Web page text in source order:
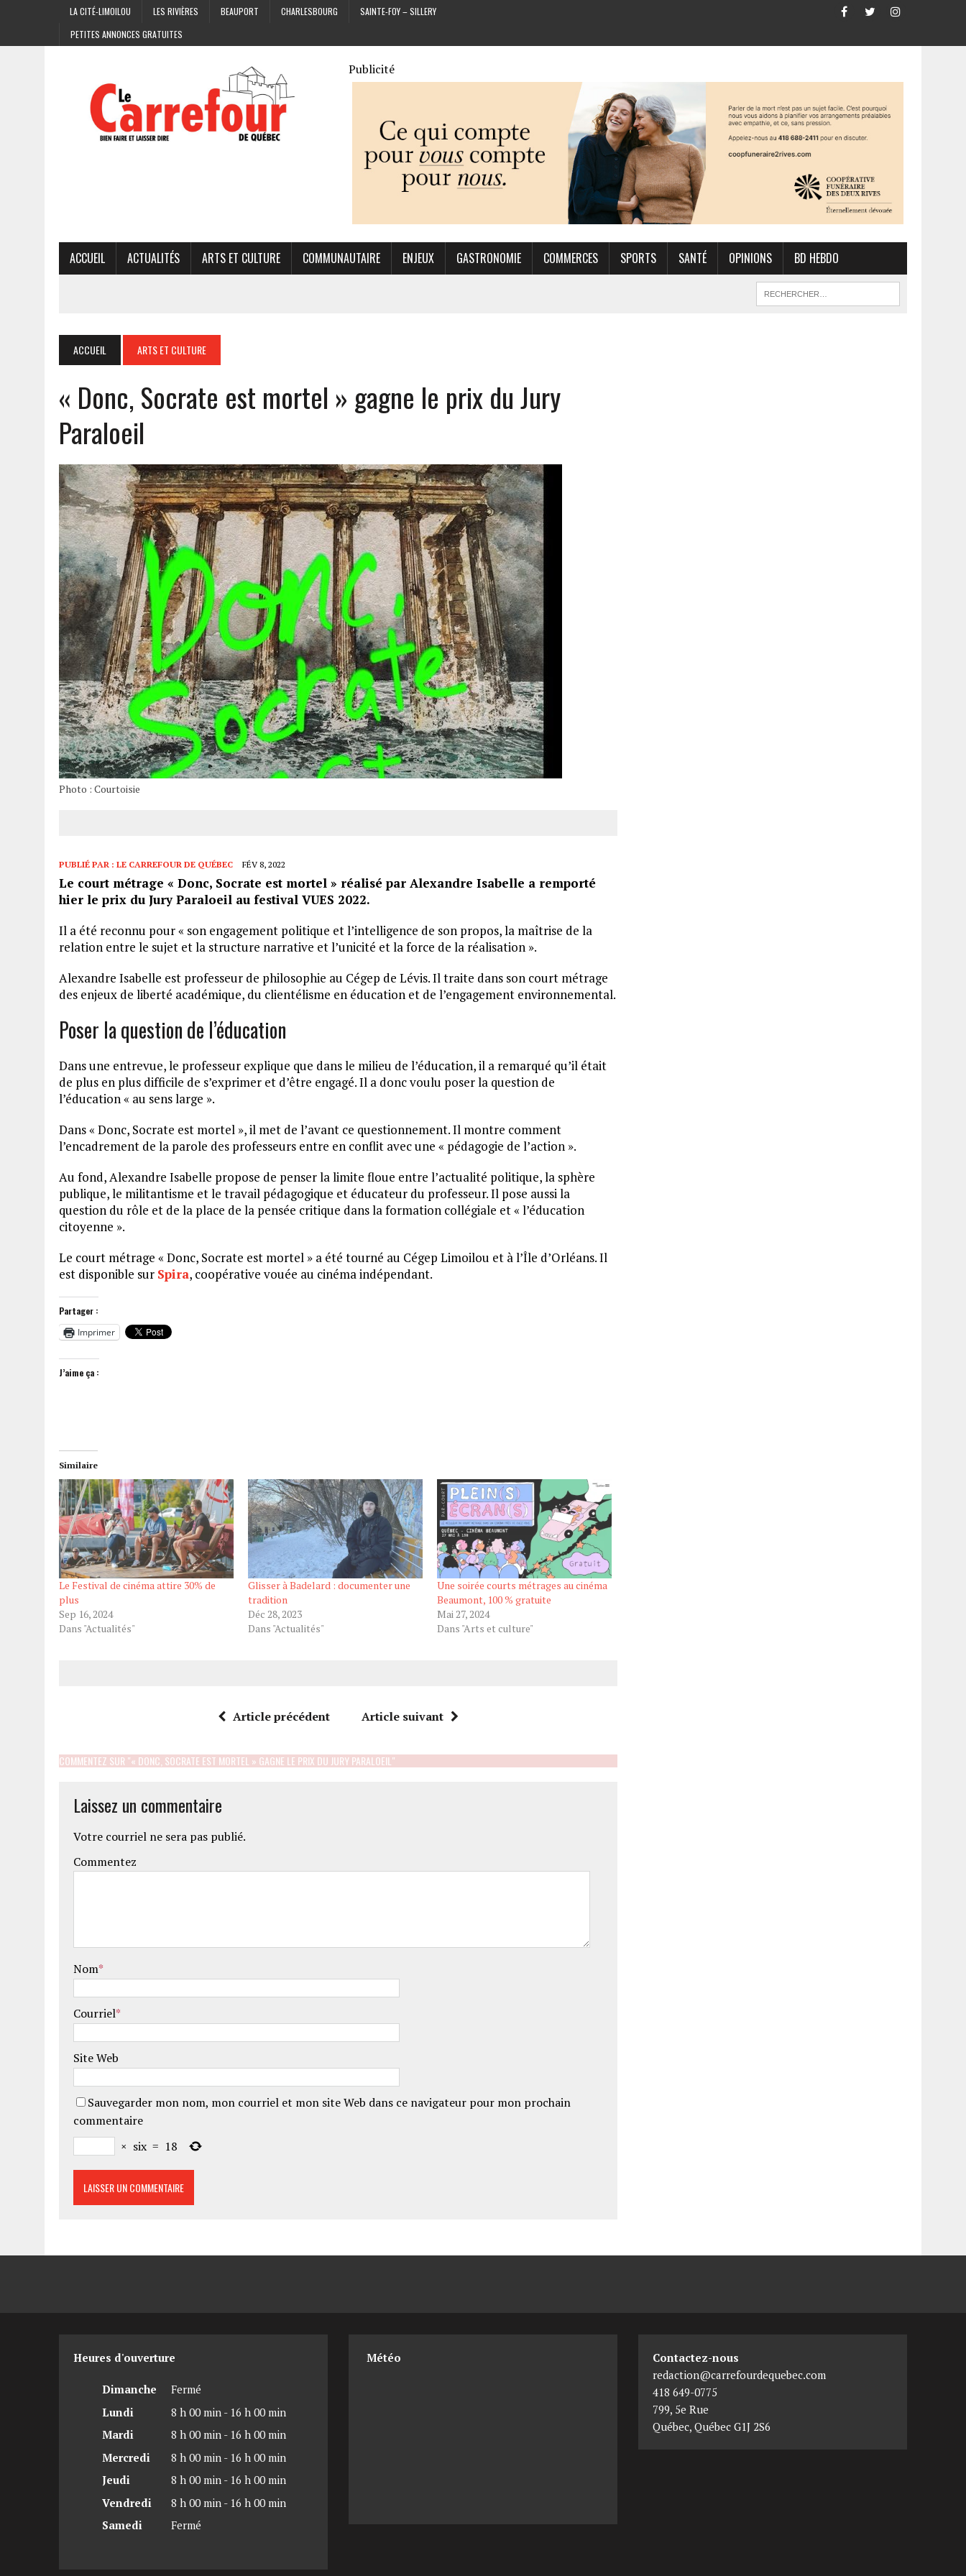
LA CITÉ-LIMOILOU LES RIVIÈRES BEAUPORT CHARLESBOURG
SAINTE-FOY – SILLERY
PETITES ANNONCES GRATUITES
Publicité
ACCUEIL ACTUALITÉS ARTS ET CULTURE COMMUNAUTAIRE ENJEUX GASTRONOMIE COMMERCES SPORTS SANTÉ OPINIONS BD HEBDO
ACCUEIL ARTS ET CULTURE
« Donc, Socrate est mortel » gagne le prix du Jury
Paraloeil
Photo : Courtoisie
PUBLIÉ PAR : LE CARREFOUR DE QUÉBEC FÉV 8, 2022
Le court métrage « Donc, Socrate est mortel » réalisé par Alexandre Isabelle a remporté
hier le prix du Jury Paraloeil au festival VUES 2022.
Il a été reconnu pour « son engagement politique et l’intelligence de son propos, la maîtrise de la
relation entre le sujet et la structure narrative et l’unicité et la force de la réalisation ».
Alexandre Isabelle est professeur de philosophie au Cégep de Lévis. Il traite dans son court métrage
des enjeux de liberté académique, du clientélisme en éducation et de l’engagement environnemental.
Poser la question de l’éducation
Dans une entrevue, le professeur explique que dans le milieu de l’éducation, il a remarqué qu’il était
de plus en plus difficile de s’exprimer et d’être engagé. Il a donc voulu poser la question de
l’éducation « au sens large ».
Dans « Donc, Socrate est mortel », il met de l’avant ce questionnement. Il montre comment
l’encadrement de la parole des professeurs entre en conflit avec une « pédagogie de l’action ».
Au fond, Alexandre Isabelle propose de penser la limite floue entre l’actualité politique, la sphère
publique, le militantisme et le travail pédagogique et éducateur du professeur. Il pose aussi la
question du rôle et de la place de la pensée critique dans la formation collégiale et « l’éducation
citoyenne ».
Le court métrage « Donc, Socrate est mortel » a été tourné au Cégep Limoilou et à l’Île d’Orléans. Il
est disponible sur Spira, coopérative vouée au cinéma indépendant.
Partager :
Imprimer
J’aime ça :
Similaire
Le Festival de cinéma attire 30% de
plus
Sep 16, 2024
Dans "Actualités"
Glisser à Badelard : documenter une
tradition
Déc 28, 2023
Dans "Actualités"
Une soirée courts métrages au cinéma
Beaumont, 100 % gratuite
Mai 27, 2024
Dans "Arts et culture"
Article précédent Article suivant
COMMENTEZ SUR "« DONC, SOCRATE EST MORTEL » GAGNE LE PRIX DU JURY PARALOEIL"
Laissez un commentaire
Votre courriel ne sera pas publié.
Commentez
Nom*
Courriel*
Site Web
Sauvegarder mon nom, mon courriel et mon site Web dans ce navigateur pour mon prochain
commentaire
× six = 18
Heures d'ouverture
Dimanche
Fermé
Lundi
8 h 00 min - 16 h 00 min
Mardi
8 h 00 min - 16 h 00 min
Mercredi
8 h 00 min - 16 h 00 min
Jeudi
8 h 00 min - 16 h 00 min
Vendredi
8 h 00 min - 16 h 00 min
Samedi
Fermé
Météo
Contactez-nous
redaction@carrefourdequebec.com
418 649-0775
799, 5e Rue
Québec,Québec G1J 2S6